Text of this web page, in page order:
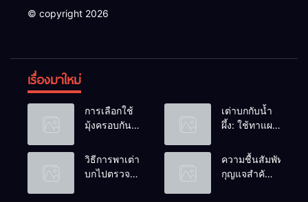
© copyright 2026
เรื่องมาใหม่
การเลือกใช้
มุ้งครอบกัน
วางไข่ในคอก
เต่า
เต่าบกกับน้ำ
ผึ้ง: ใช้ทาแผล
ดื่มได้ไหม?
วิธีการพาเต่า
บกไปตรวจ
ความชื้นสัมพัทธ์:
กุญแจสำคัญ